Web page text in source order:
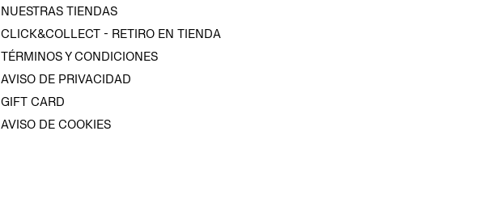
NUESTRAS TIENDAS
CLICK&COLLECT - RETIRO EN TIENDA
TÉRMINOS Y CONDICIONES
AVISO DE PRIVACIDAD
GIFT CARD
AVISO DE COOKIES